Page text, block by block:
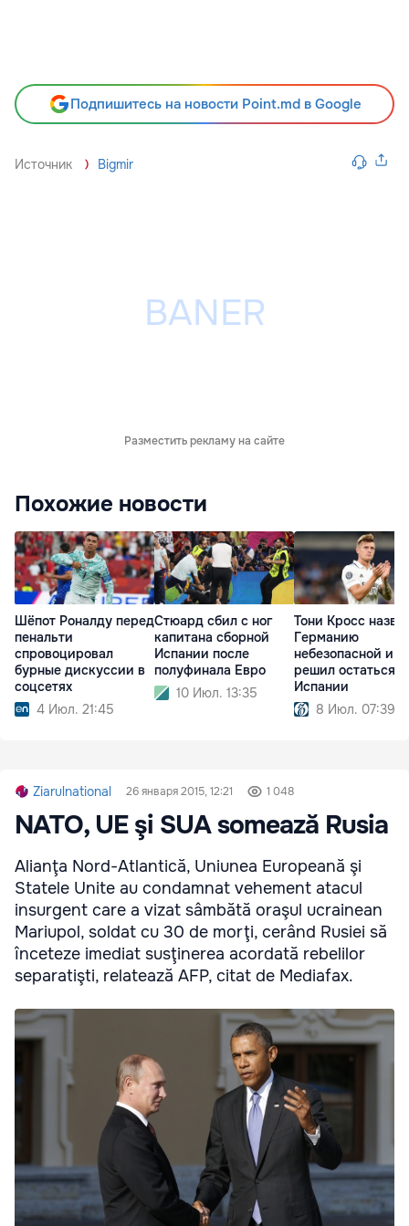
Подпишитесь на новости Point.md в Google
Источник Bigmir
Разместить рекламу на сайте
Похожие новости
Шёпот Роналду перед
пенальти
спровоцировал
бурные дискуссии в
соцсетях
4 Июл. 21:45
Стюард сбил с ног
капитана сборной
Испании после
полуфинала Евро
10 Июл. 13:35
Тони Кросс
Германию
небезопасной и
решил остаться в
Испании
8 Июл. 07:39
Ziarulnational 26 января 2015, 12:21 1 048
NATO, UE şi SUA somează Rusia
Alianţa Nord-Atlantică, Uniunea Europeană şi
Statele Unite au condamnat vehement atacul
insurgent care a vizat sâmbătă oraşul ucrainean
Mariupol, soldat cu 30 de morţi, cerând Rusiei să
înceteze imediat susţinerea acordată rebelilor
separatişti, relatează AFP, citat de Mediafax.